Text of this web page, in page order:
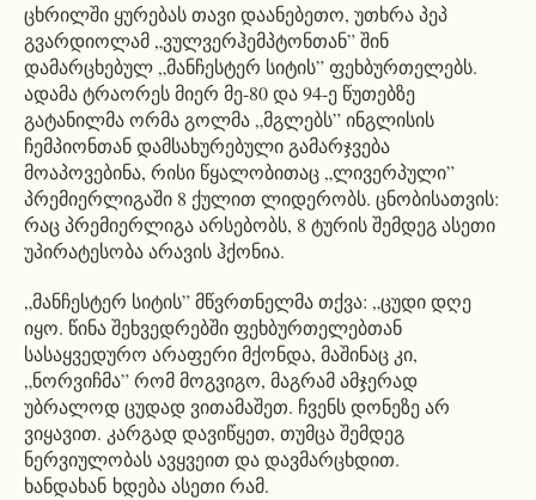
ცხრილში ყურებას თავი დაანებეთო, უთხრა პეპ
გვარდიოლამ „ვულვერჰემპტონთან” შინ
დამარცხებულ „მანჩესტერ სიტის” ფეხბურთელებს.
ადამა ტრაორეს მიერ მე-80 და 94-ე წუთებზე
გატანილმა ორმა გოლმა „მგლებს” ინგლისის
ჩემპიონთან დამსახურებული გამარჯვება
მოაპოვებინა, რისი წყალობითაც „ლივერპული”
პრემიერლიგაში 8 ქულით ლიდერობს. ცნობისათვის:
რაც პრემიერლიგა არსებობს, 8 ტურის შემდეგ ასეთი
უპირატესობა არავის ჰქონია.
„მანჩესტერ სიტის” მწვრთნელმა თქვა: „ცუდი დღე
იყო. წინა შეხვედრებში ფეხბურთელებთან
სასაყვედურო არაფერი მქონდა, მაშინაც კი,
„ნორვიჩმა” რომ მოგვიგო, მაგრამ ამჯერად
უბრალოდ ცუდად ვითამაშეთ. ჩვენს დონეზე არ
ვიყავით. კარგად დავიწყეთ, თუმცა შემდეგ
ნერვიულობას ავყვეით და დავმარცხდით.
ხანდახან ხდება ასეთი რამ.